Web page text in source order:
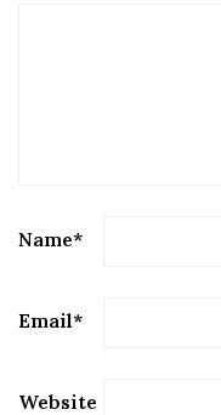
Name*
Email*
Website